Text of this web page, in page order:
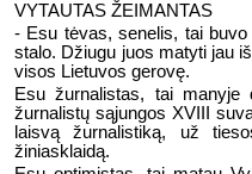
VYTAUTAS ŽEIMANTAS
- Esu tėvas, senelis, tai
stalo. Džiugu juos matyti jau
visos Lietuvos gerovę.
Esu žurnalistas, tai
žurnalistų sąjungos XVIII
laisvą žurnalistiką, už
žiniasklaidą.